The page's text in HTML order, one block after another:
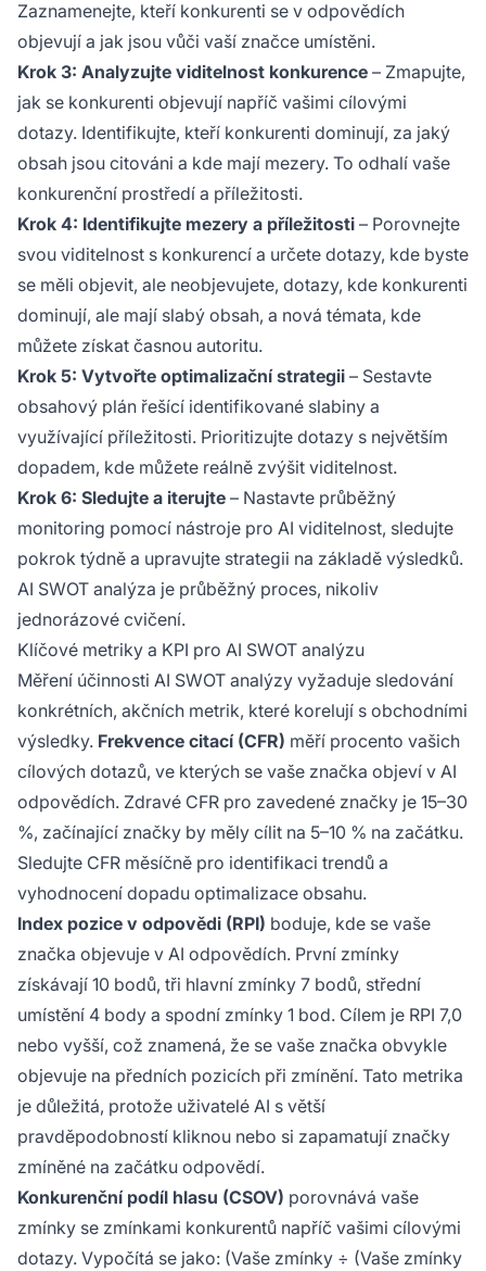
Zaznamenejte, kteří konkurenti se v odpovědích
objevují a jak jsou vůči vaší značce umístěni.
Krok 3: Analyzujte viditelnost konkurence – Zmapujte,
jak se konkurenti objevují napříč vašimi cílovými
dotazy. Identifikujte, kteří konkurenti dominují, za jaký
obsah jsou citováni a kde mají mezery. To odhalí vaše
konkurenční prostředí a příležitosti.
Krok 4: Identifikujte mezery a příležitosti – Porovnejte
svou viditelnost s konkurencí a určete dotazy, kde byste
se měli objevit, ale neobjevujete, dotazy, kde konkurenti
dominují, ale mají slabý obsah, a nová témata, kde
můžete získat časnou autoritu.
Krok 5: Vytvořte optimalizační strategii – Sestavte
obsahový plán řešící identifikované slabiny a
využívající příležitosti. Prioritizujte dotazy s největším
dopadem, kde můžete reálně zvýšit viditelnost.
Krok 6: Sledujte a iterujte – Nastavte průběžný
monitoring pomocí nástroje pro AI viditelnost, sledujte
pokrok týdně a upravujte strategii na základě výsledků.
AI SWOT analýza je průběžný proces, nikoliv
jednorázové cvičení.
Klíčové metriky a KPI pro AI SWOT analýzu
Měření účinnosti AI SWOT analýzy vyžaduje sledování
konkrétních, akčních metrik, které korelují s obchodními
výsledky. Frekvence citací (CFR) měří procento vašich
cílových dotazů, ve kterých se vaše značka objeví v AI
odpovědích. Zdravé CFR pro zavedené značky je 15–30
%, začínající značky by měly cílit na 5–10 % na začátku.
Sledujte CFR měsíčně pro identifikaci trendů a
vyhodnocení dopadu optimalizace obsahu.
Index pozice v odpovědi (RPI) boduje, kde se vaše
značka objevuje v AI odpovědích. První zmínky
získávají 10 bodů, tři hlavní zmínky 7 bodů, střední
umístění 4 body a spodní zmínky 1 bod. Cílem je RPI 7,0
nebo vyšší, což znamená, že se vaše značka obvykle
objevuje na předních pozicích při zmínění. Tato metrika
je důležitá, protože uživatelé AI s větší
pravděpodobností kliknou nebo si zapamatují značky
zmíněné na začátku odpovědí.
Konkurenční podíl hlasu (CSOV) porovnává vaše
zmínky se zmínkami konkurentů napříč vašimi cílovými
dotazy. Vypočítá se jako: (Vaše zmínky ÷ (Vaše zmínky